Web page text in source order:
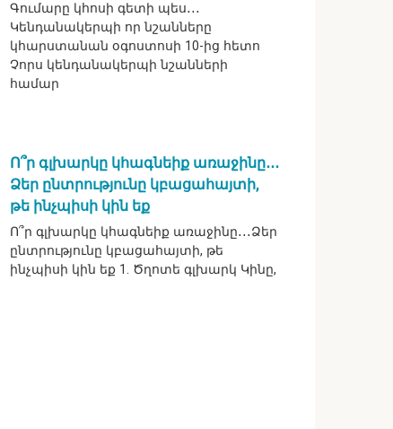
Գումարը կհոսի գետի պես․․․
Կենդանակերպի որ նշանները
կհարստանան օգոստոսի 10-ից հետո
Չորս կենդանակերպի նշանների
համար
Ո՞ր գլխարկը կհագնեիք առաջինը․․․
Ձեր ընտրությունը կբացահայտի,
թե ինչպիսի կին եք
Ո՞ր գլխարկը կհագնեիք առաջինը․․․Ձեր
ընտրությունը կբացահայտի, թե
ինչպիսի կին եք 1. Ծղոտե գլխարկ Կինը,